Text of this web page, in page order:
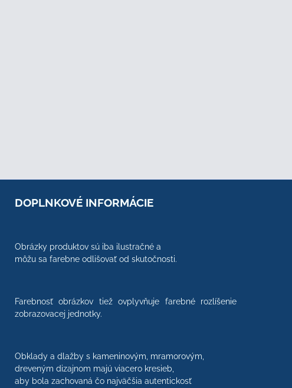
DOPLNKOVÉ INFORMÁCIE
Obrázky produktov sú iba ilustračné a
môžu sa farebne odlišovať od skutočnosti.
Farebnosť obrázkov tiež ovplyvňuje farebné rozlíšenie
zobrazovacej jednotky.
Obklady a dlažby s kameninovým, mramorovým,
dreveným dizajnom majú viacero kresieb,
aby bola zachovaná čo najväčšia autentickosť